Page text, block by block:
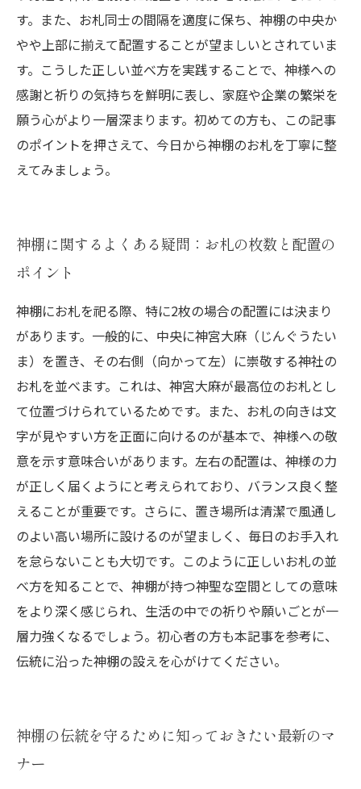
す。また、お札同士の間隔を適度に保ち、神棚の中央か
やや上部に揃えて配置することが望ましいとされていま
す。こうした正しい並べ方を実践することで、神様への
感謝と祈りの気持ちを鮮明に表し、家庭や企業の繁栄を
願う心がより一層深まります。初めての方も、この記事
のポイントを押さえて、今日から神棚のお札を丁寧に整
えてみましょう。
神棚に関するよくある疑問：お札の枚数と配置の
ポイント
神棚にお札を祀る際、特に2枚の場合の配置には決まり
があります。一般的に、中央に神宮大麻（じんぐうたい
ま）を置き、その右側（向かって左）に崇敬する神社の
お札を並べます。これは、神宮大麻が最高位のお札とし
て位置づけられているためです。また、お札の向きは文
字が見やすい方を正面に向けるのが基本で、神様への敬
意を示す意味合いがあります。左右の配置は、神様の力
が正しく届くようにと考えられており、バランス良く整
えることが重要です。さらに、置き場所は清潔で風通し
のよい高い場所に設けるのが望ましく、毎日のお手入れ
を怠らないことも大切です。このように正しいお札の並
べ方を知ることで、神棚が持つ神聖な空間としての意味
をより深く感じられ、生活の中での祈りや願いごとが一
層力強くなるでしょう。初心者の方も本記事を参考に、
伝統に沿った神棚の設えを心がけてください。
神棚の伝統を守るために知っておきたい最新のマ
ナー